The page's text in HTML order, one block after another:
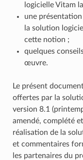
logicielle Vitam
une
la solution
cette notion ;
quelques
œuvre.
Le présent
offertes par la
version 8.1
amendé, complété
réalisation de la
et commentaires
les partenaires du